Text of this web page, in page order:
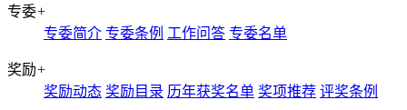
专委+
专委简介 专委条例 工作问答 专委名单
奖励+
奖励动态 奖励目录 历年获奖名单 奖项推荐 评奖条例